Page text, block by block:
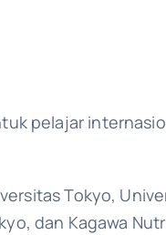
pelajar
Tokyo,
dan Kagawa